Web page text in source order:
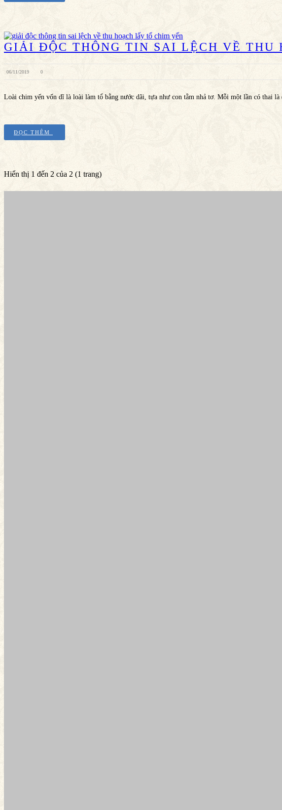
GIẢI ĐỘC THÔNG TIN SAI LỆCH VỀ THU
06/11/2019 0
Loài chim yến vốn dĩ là loài làm tổ bằng nước dãi, tựa như con tằm nhả tơ. Mỗi một lần có thai là
ĐỌC THÊM
Hiển thị 1 đến 2 của 2 (1 trang)